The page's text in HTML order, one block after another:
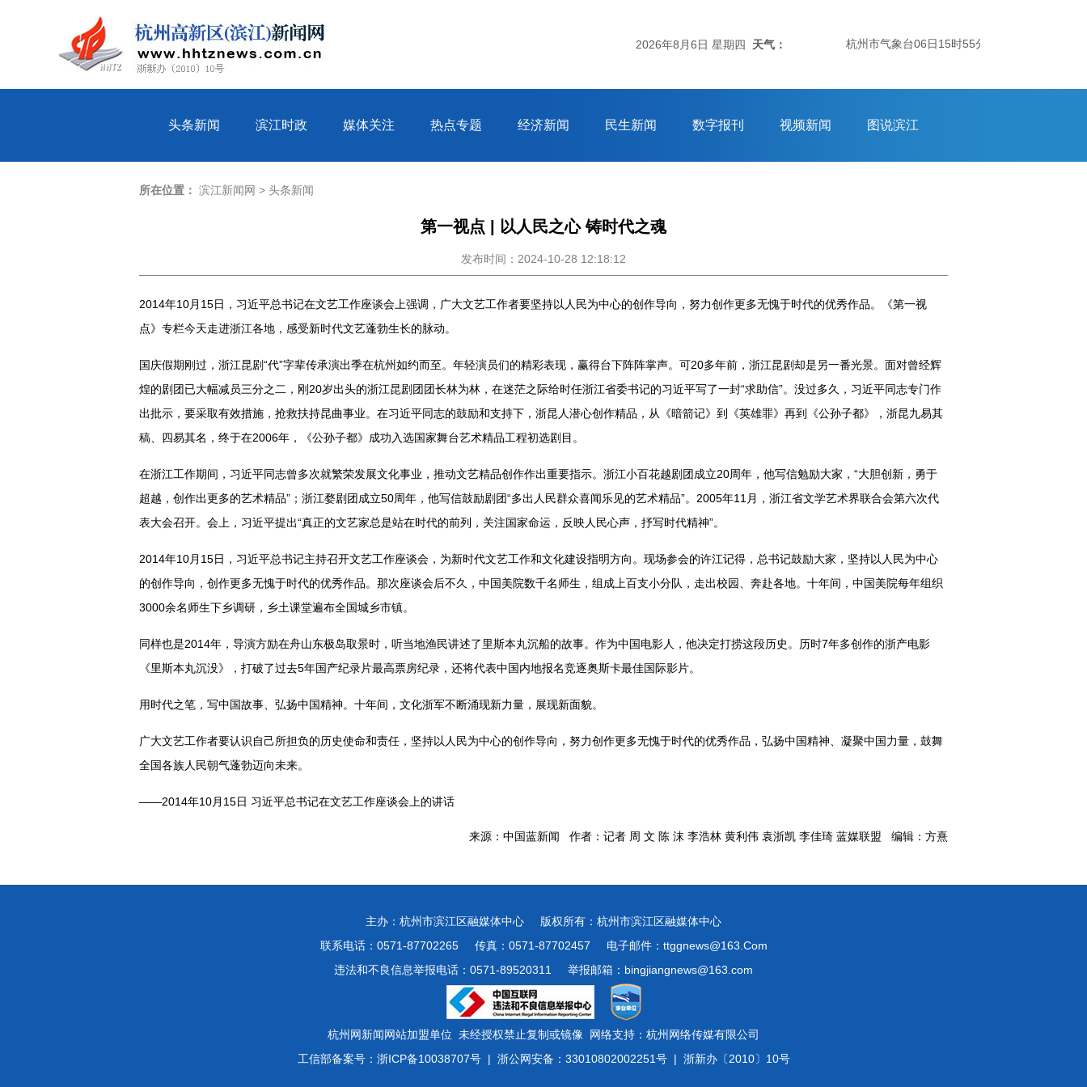
2026年8月6日 星期四 天气： 杭州市气象台06日15时55分发布：杭州市气象
头条新闻 滨江时政 媒体关注 热点专题 经济新闻 民生新闻 数字报刊 视频新闻 图说滨江
所在位置： 滨江新闻网 > 头条新闻
第一视点 | 以人民之心 铸时代之魂
发布时间：2024-10-28 12:18:12
2014年10月15日，习近平总书记在文艺工作座谈会上强调，广大文艺工作者要坚持以人民为中心的创作导向，努力创作更多无愧于时代的优秀作品。《第一视
点》专栏今天走进浙江各地，感受新时代文艺蓬勃生长的脉动。
国庆假期刚过，浙江昆剧“代”字辈传承演出季在杭州如约而至。年轻演员们的精彩表现，赢得台下阵阵掌声。可20多年前，浙江昆剧却是另一番光景。面对曾经辉
煌的剧团已大幅减员三分之二，刚20岁出头的浙江昆剧团团长林为林，在迷茫之际给时任浙江省委书记的习近平写了一封“求助信”。没过多久，习近平同志专门作
出批示，要采取有效措施，抢救扶持昆曲事业。在习近平同志的鼓励和支持下，浙昆人潜心创作精品，从《暗箭记》到《英雄罪》再到《公孙子都》，浙昆九易其
稿、四易其名，终于在2006年，《公孙子都》成功入选国家舞台艺术精品工程初选剧目。
在浙江工作期间，习近平同志曾多次就繁荣发展文化事业，推动文艺精品创作作出重要指示。浙江小百花越剧团成立20周年，他写信勉励大家，“大胆创新，勇于
超越，创作出更多的艺术精品”；浙江婺剧团成立50周年，他写信鼓励剧团“多出人民群众喜闻乐见的艺术精品”。2005年11月，浙江省文学艺术界联合会第六次代
表大会召开。会上，习近平提出“真正的文艺家总是站在时代的前列，关注国家命运，反映人民心声，抒写时代精神”。
2014年10月15日，习近平总书记主持召开文艺工作座谈会，为新时代文艺工作和文化建设指明方向。现场参会的许江记得，总书记鼓励大家，坚持以人民为中心
的创作导向，创作更多无愧于时代的优秀作品。那次座谈会后不久，中国美院数千名师生，组成上百支小分队，走出校园、奔赴各地。十年间，中国美院每年组织
3000余名师生下乡调研，乡土课堂遍布全国城乡市镇。
同样也是2014年，导演方励在舟山东极岛取景时，听当地渔民讲述了里斯本丸沉船的故事。作为中国电影人，他决定打捞这段历史。历时7年多创作的浙产电影
《里斯本丸沉没》，打破了过去5年国产纪录片最高票房纪录，还将代表中国内地报名竞逐奥斯卡最佳国际影片。
用时代之笔，写中国故事、弘扬中国精神。十年间，文化浙军不断涌现新力量，展现新面貌。
广大文艺工作者要认识自己所担负的历史使命和责任，坚持以人民为中心的创作导向，努力创作更多无愧于时代的优秀作品，弘扬中国精神、凝聚中国力量，鼓舞
全国各族人民朝气蓬勃迈向未来。
——2014年10月15日 习近平总书记在文艺工作座谈会上的讲话
来源：中国蓝新闻 作者：记者 周 文 陈 沫 李浩林 黄利伟 袁浙凯 李佳琦 蓝媒联盟 编辑：方熹
主办：杭州市滨江区融媒体中心
版权所有：杭州市滨江区融媒体中心
联系电话：0571-87702265
传真：0571-87702457
电子邮件：ttggnews@163.Com
违法和不良信息举报电话：0571-89520311
举报邮箱：bingjiangnews@163.com
杭州网新闻网站加盟单位 未经授权禁止复制或镜像 网络支持：杭州网络传媒有限公司
工信部备案号： 浙ICP备10038707号| 浙公网安备： 33010802002251号| 浙新办〔2010〕10号